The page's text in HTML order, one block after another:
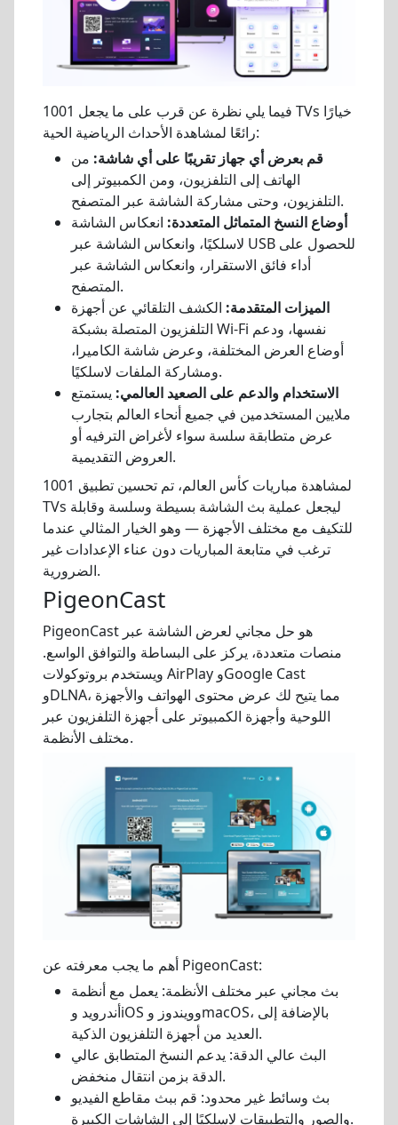
فيما يلي نظرة عن قرب على ما يجعل 1001 TVs خيارًا
رائعًا لمشاهدة الأحداث الرياضية الحية:
قم بعرض أي جهاز تقريبًا على أي شاشة: من
الهاتف إلى التلفزيون، ومن الكمبيوتر إلى
التلفزيون، وحتى مشاركة الشاشة عبر المتصفح.
أوضاع النسخ المتماثل المتعددة: انعكاس الشاشة
لاسلكيًا، وانعكاس الشاشة عبر USB للحصول على
أداء فائق الاستقرار، وانعكاس الشاشة عبر
المتصفح.
الميزات المتقدمة: الكشف التلقائي عن أجهزة
التلفزيون المتصلة بشبكة Wi-Fi نفسها، ودعم
أوضاع العرض المختلفة، وعرض شاشة الكاميرا،
ومشاركة الملفات لاسلكيًا.
الاستخدام والدعم على الصعيد العالمي: يستمتع
ملايين المستخدمين في جميع أنحاء العالم بتجارب
عرض متطابقة سلسة سواء لأغراض الترفيه أو
العروض التقديمية.
لمشاهدة مباريات كأس العالم، تم تحسين تطبيق 1001
TVs ليجعل عملية بث الشاشة بسيطة وسلسة وقابلة
للتكيف مع مختلف الأجهزة — وهو الخيار المثالي عندما
ترغب في متابعة المباريات دون عناء الإعدادات غير
الضرورية.
PigeonCast
PigeonCast هو حل مجاني لعرض الشاشة عبر
منصات متعددة، يركز على البساطة والتوافق الواسع.
ويستخدم بروتوكولات AirPlay وGoogle Cast
وDLNA، مما يتيح لك عرض محتوى الهواتف والأجهزة
اللوحية وأجهزة الكمبيوتر على أجهزة التلفزيون عبر
مختلف الأنظمة.
أهم ما يجب معرفته عن PigeonCast:
بث مجاني عبر مختلف الأنظمة: يعمل مع أنظمة
أندرويد وiOS وويندوز وmacOS، بالإضافة إلى
العديد من أجهزة التلفزيون الذكية.
البث عالي الدقة: يدعم النسخ المتطابق عالي
الدقة بزمن انتقال منخفض.
بث وسائط غير محدود: قم ببث مقاطع الفيديو
والصور والتطبيقات لاسلكيًا إلى الشاشات الكبيرة.